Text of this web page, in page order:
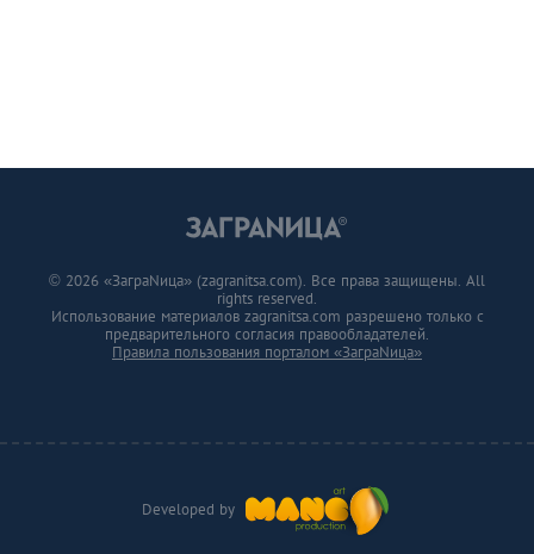
Developed by
© 2026 «ЗаграNица» (zagranitsa.com). Все права защищены. All
rights reserved.
Использование материалов zagranitsa.com разрешено только с
предварительного согласия правообладателей.
Правила пользования порталом «ЗаграNица»